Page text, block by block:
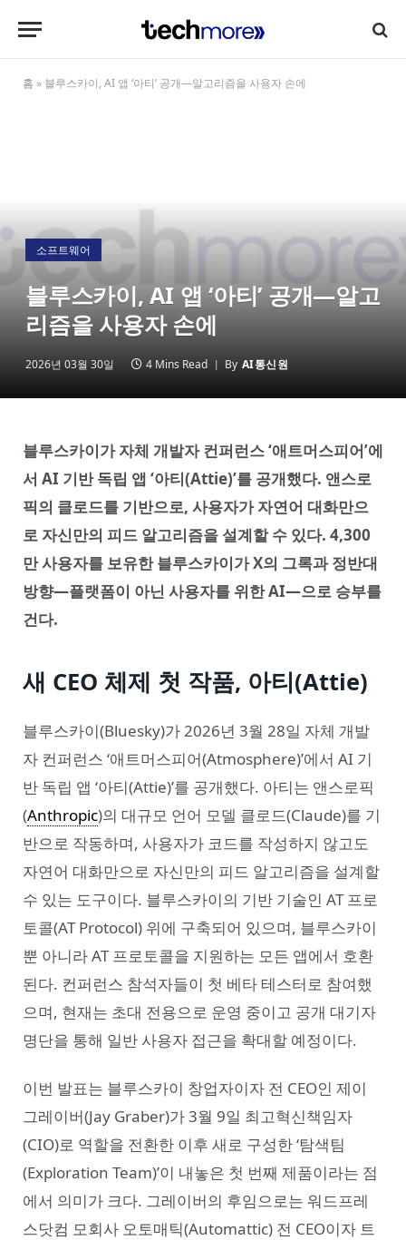
홈 » 블루스카이, AI 앱 ‘아티’ 공개—알고리즘을 사용자 손에
소프트웨어
블루스카이, AI 앱 ‘아티’ 공개—알고
리즘을 사용자 손에
2026년 03월 30일 4 Mins Read By AI통신원
블루스카이가 자체 개발자 컨퍼런스 ‘애트머스피어’에
서 AI 기반 독립 앱 ‘아티(Attie)’를 공개했다. 앤스로
픽의 클로드를 기반으로, 사용자가 자연어 대화만으
로 자신만의 피드 알고리즘을 설계할 수 있다. 4,300
만 사용자를 보유한 블루스카이가 X의 그록과 정반대
방향—플랫폼이 아닌 사용자를 위한 AI—으로 승부를
건다.
새 CEO 체제 첫 작품, 아티(Attie)
블루스카이(Bluesky)가 2026년 3월 28일 자체 개발
자 컨퍼런스 ‘애트머스피어(Atmosphere)’에서 AI 기
반 독립 앱 ‘아티(Attie)’를 공개했다. 아티는 앤스로픽
(Anthropic)의 대규모 언어 모델 클로드(Claude)를 기
반으로 작동하며, 사용자가 코드를 작성하지 않고도
자연어 대화만으로 자신만의 피드 알고리즘을 설계할
수 있는 도구이다. 블루스카이의 기반 기술인 AT 프로
토콜(AT Protocol) 위에 구축되어 있으며, 블루스카이
뿐 아니라 AT 프로토콜을 지원하는 모든 앱에서 호환
된다. 컨퍼런스 참석자들이 첫 베타 테스터로 참여했
으며, 현재는 초대 전용으로 운영 중이고 공개 대기자
명단을 통해 일반 사용자 접근을 확대할 예정이다.
이번 발표는 블루스카이 창업자이자 전 CEO인 제이
그레이버(Jay Graber)가 3월 9일 최고혁신책임자
(CIO)로 역할을 전환한 이후 새로 구성한 ‘탐색팀
(Exploration Team)’이 내놓은 첫 번째 제품이라는 점
에서 의미가 크다. 그레이버의 후임으로는 워드프레
스닷컴 모회사 오토매틱(Automattic) 전 CEO이자 트